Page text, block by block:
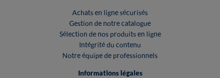
Achats en ligne sécurisés
Gestion de notre catalogue
Sélection de nos produits en ligne
Intégrité du contenu
Notre équipe de professionnels
Informations légales